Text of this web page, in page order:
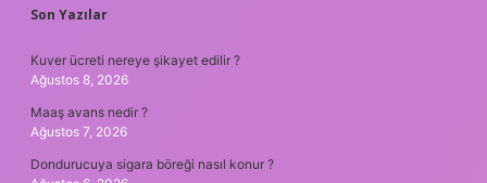
SIDEBAR
Son Yazılar
Kuver ücreti nereye şikayet edilir ?
Ağustos 8, 2026
Maaş avans nedir ?
Ağustos 7, 2026
Dondurucuya sigara böreği nasıl konur ?